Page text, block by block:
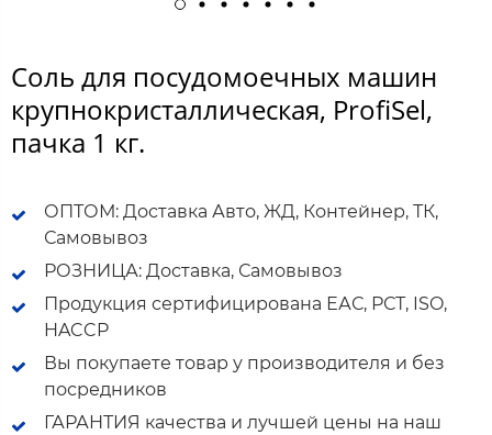
Соль для посудомоечных машин
крупнокристаллическая, ProfiSel,
пачка 1 кг.
ОПТОМ: Доставка Авто, ЖД, Контейнер, ТК,
Самовывоз
РОЗНИЦА: Доставка, Самовывоз
Продукция сертифицирована ЕАС, РСТ, ISO,
HACCP
Вы покупаете товар у производителя и без
посредников
ГАРАНТИЯ качества и лучшей цены на наш